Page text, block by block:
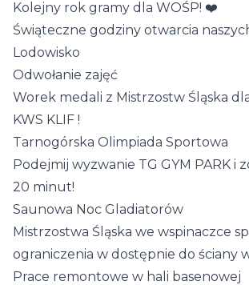
Kolejny rok gramy dla WOŚP! ❤️
Świąteczne godziny otwarcia
Lodowisko
Odwołanie zajęć
Worek medali z Mistrzostw Śląska
KWS KLIF !
Tarnogórska Olimpiada Sportowa
Podejmij wyzwanie TG GYM PARK i
20 minut!
Saunowa Noc Gladiatorów
Mistrzostwa Śląska we wspinaczce
ograniczenia w dostępnie do ściany
Prace remontowe w hali basenowej